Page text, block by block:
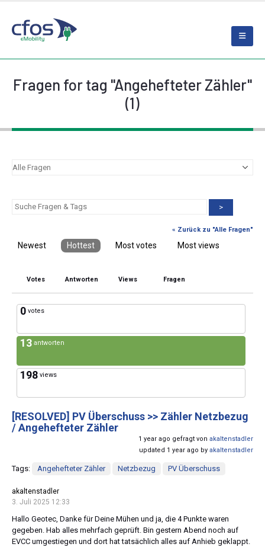
Fragen for tag "Angehefteter Zähler"
(1)
>
« Zurück zu "Alle Fragen"
Newest Hottest Most votes Most views
Votes Antworten Views Fragen
0 votes
13 antworten
198 views
[RESOLVED] PV Überschuss >> Zähler Netzbezug
/ Angehefteter Zähler
1 year ago gefragt von akaltenstadler
updated 1 year ago by akaltenstadler
Tags: Angehefteter Zähler Netzbezug PV Überschuss
akaltenstadler
3. Juli 2025 12:33
Hallo Geotec, Danke für Deine Mühen und ja, die 4 Punkte waren
gegeben. Hab alles mehrfach geprüft. Bin gestern Abend noch auf
EVCC umgestiegen und dort hat tatsächlich alles auf Anhieb geklappt.